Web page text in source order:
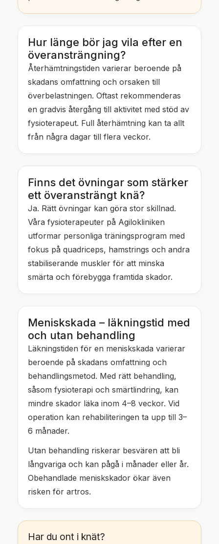
Hur länge bör jag vila efter en
överansträngning?
Återhämtningstiden varierar beroende på
skadans omfattning och orsaken till
överbelastningen. Oftast rekommenderas
en gradvis återgång till aktivitet med stöd av
fysioterapeut. Full återhämtning kan ta allt
från några dagar till flera veckor.
Finns det övningar som stärker
ett överansträngt knä?
Ja. Rätt övningar kan göra stor skillnad.
Våra fysioterapeuter på Agilokliniken
utformar personliga träningsprogram med
fokus på quadriceps, hamstrings och andra
stabiliserande muskler för att minska
smärta och förebygga framtida skador.
Meniskskada – läkningstid med
och utan behandling
Läkningstiden för en meniskskada varierar
beroende på skadans omfattning och
behandlingsmetod. Med rätt behandling,
såsom fysioterapi och smärtlindring, kan
mindre skador läka inom 4–8 veckor. Vid
operation kan rehabiliteringen ta upp till 3–
6 månader.
Utan behandling riskerar besvären att bli
långvariga och kan pågå i månader eller år.
Obehandlade meniskskador ökar även
risken för artros.
Har du ont i knät?